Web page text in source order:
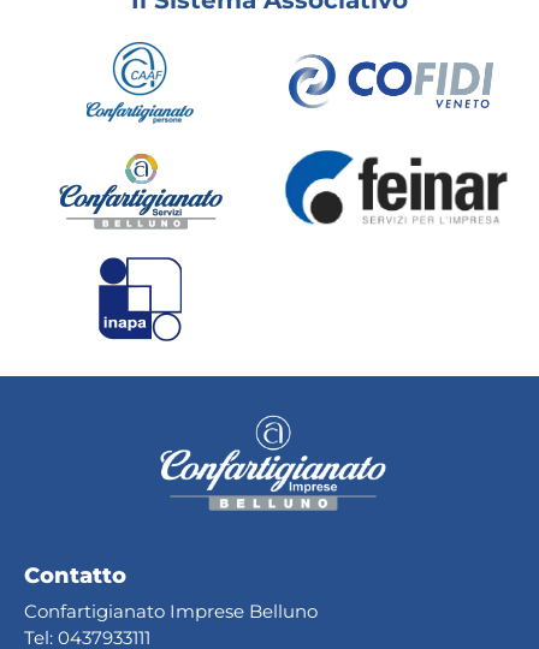
Contatto
Confartigianato Imprese Belluno
Tel: 0437933111